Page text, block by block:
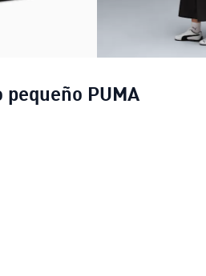
PUMA
deportivo pequeño PUMA